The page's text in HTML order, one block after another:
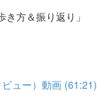
方＆振り返り」
ュー）動画 (61:21)